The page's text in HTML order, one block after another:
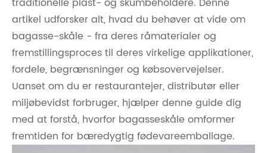
artikel udforsker alt, hvad du behøver at vide om
bagasse-skåle - fra deres råmaterialer og
fremstillingsproces til deres virkelige applikationer,
fordele, begrænsninger og købsovervejelser.
Uanset om du er restaurantejer, distributør eller
miljøbevidst forbruger, hjælper denne guide dig
med at forstå, hvorfor bagasseskåle omformer
fremtiden for bæredygtig fødevareemballage.